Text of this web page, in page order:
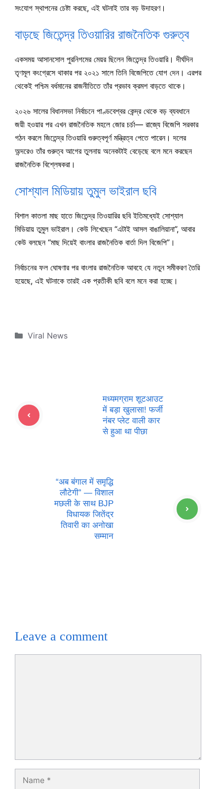
সংযোগ স্থাপনের চেষ্টা করছে, এই ঘটনাই তার বড় উদাহরণ।
বাড়ছে জিতেন্দ্র তিওয়ারির রাজনৈতিক গুরুত্ব
একসময় আসানসোল পুরনিগমের মেয়র ছিলেন জিতেন্দ্র তিওয়ারি। দীর্ঘদিন
তৃণমূল কংগ্রেসে থাকার পর ২০২১ সালে তিনি বিজেপিতে যোগ দেন। এরপর
থেকেই পশ্চিম বর্ধমানের রাজনীতিতে তাঁর প্রভাব ক্রমশ বাড়তে থাকে।
২০২৬ সালের বিধানসভা নির্বাচনে পাণ্ডবেশ্বর কেন্দ্র থেকে বড় ব্যবধানে
জয়ী হওয়ার পর এখন রাজনৈতিক মহলে জোর চর্চা— রাজ্যে বিজেপি সরকার
গঠন করলে জিতেন্দ্র তিওয়ারি গুরুত্বপূর্ণ মন্ত্রিত্ব পেতে পারেন। দলের
অন্দরেও তাঁর গুরুত্ব আগের তুলনায় অনেকটাই বেড়েছে বলে মনে করছেন
রাজনৈতিক বিশ্লেষকরা।
সোশ্যাল মিডিয়ায় তুমুল ভাইরাল ছবি
বিশাল কাতলা মাছ হাতে জিতেন্দ্র তিওয়ারির ছবি ইতিমধ্যেই সোশ্যাল
মিডিয়ায় তুমুল ভাইরাল। কেউ লিখেছেন “এটাই আসল বাঙালিয়ানা”, আবার
কেউ বলছেন “মাছ দিয়েই বাংলার রাজনৈতিক বার্তা দিল বিজেপি”।
নির্বাচনের ফল ঘোষণার পর বাংলার রাজনৈতিক আবহে যে নতুন সমীকরণ তৈরি
হয়েছে, এই ঘটনাকে তারই এক প্রতীকী ছবি বলে মনে করা হচ্ছে।
Categories
Viral News
मध्यमग्राम शूटआउट
में बड़ा खुलासा! फर्जी
नंबर प्लेट वाली कार
से हुआ था पीछा
“अब बंगाल में समृद्धि
लौटेगी” — विशाल
मछली के साथ BJP
विधायक जितेंद्र
तिवारी का अनोखा
सम्मान
Leave a comment